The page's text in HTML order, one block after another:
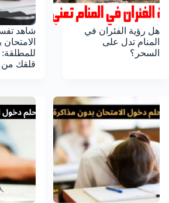
هل رؤية الفئران في
المنام تدل على
السحر؟
شاهد
قلقك من